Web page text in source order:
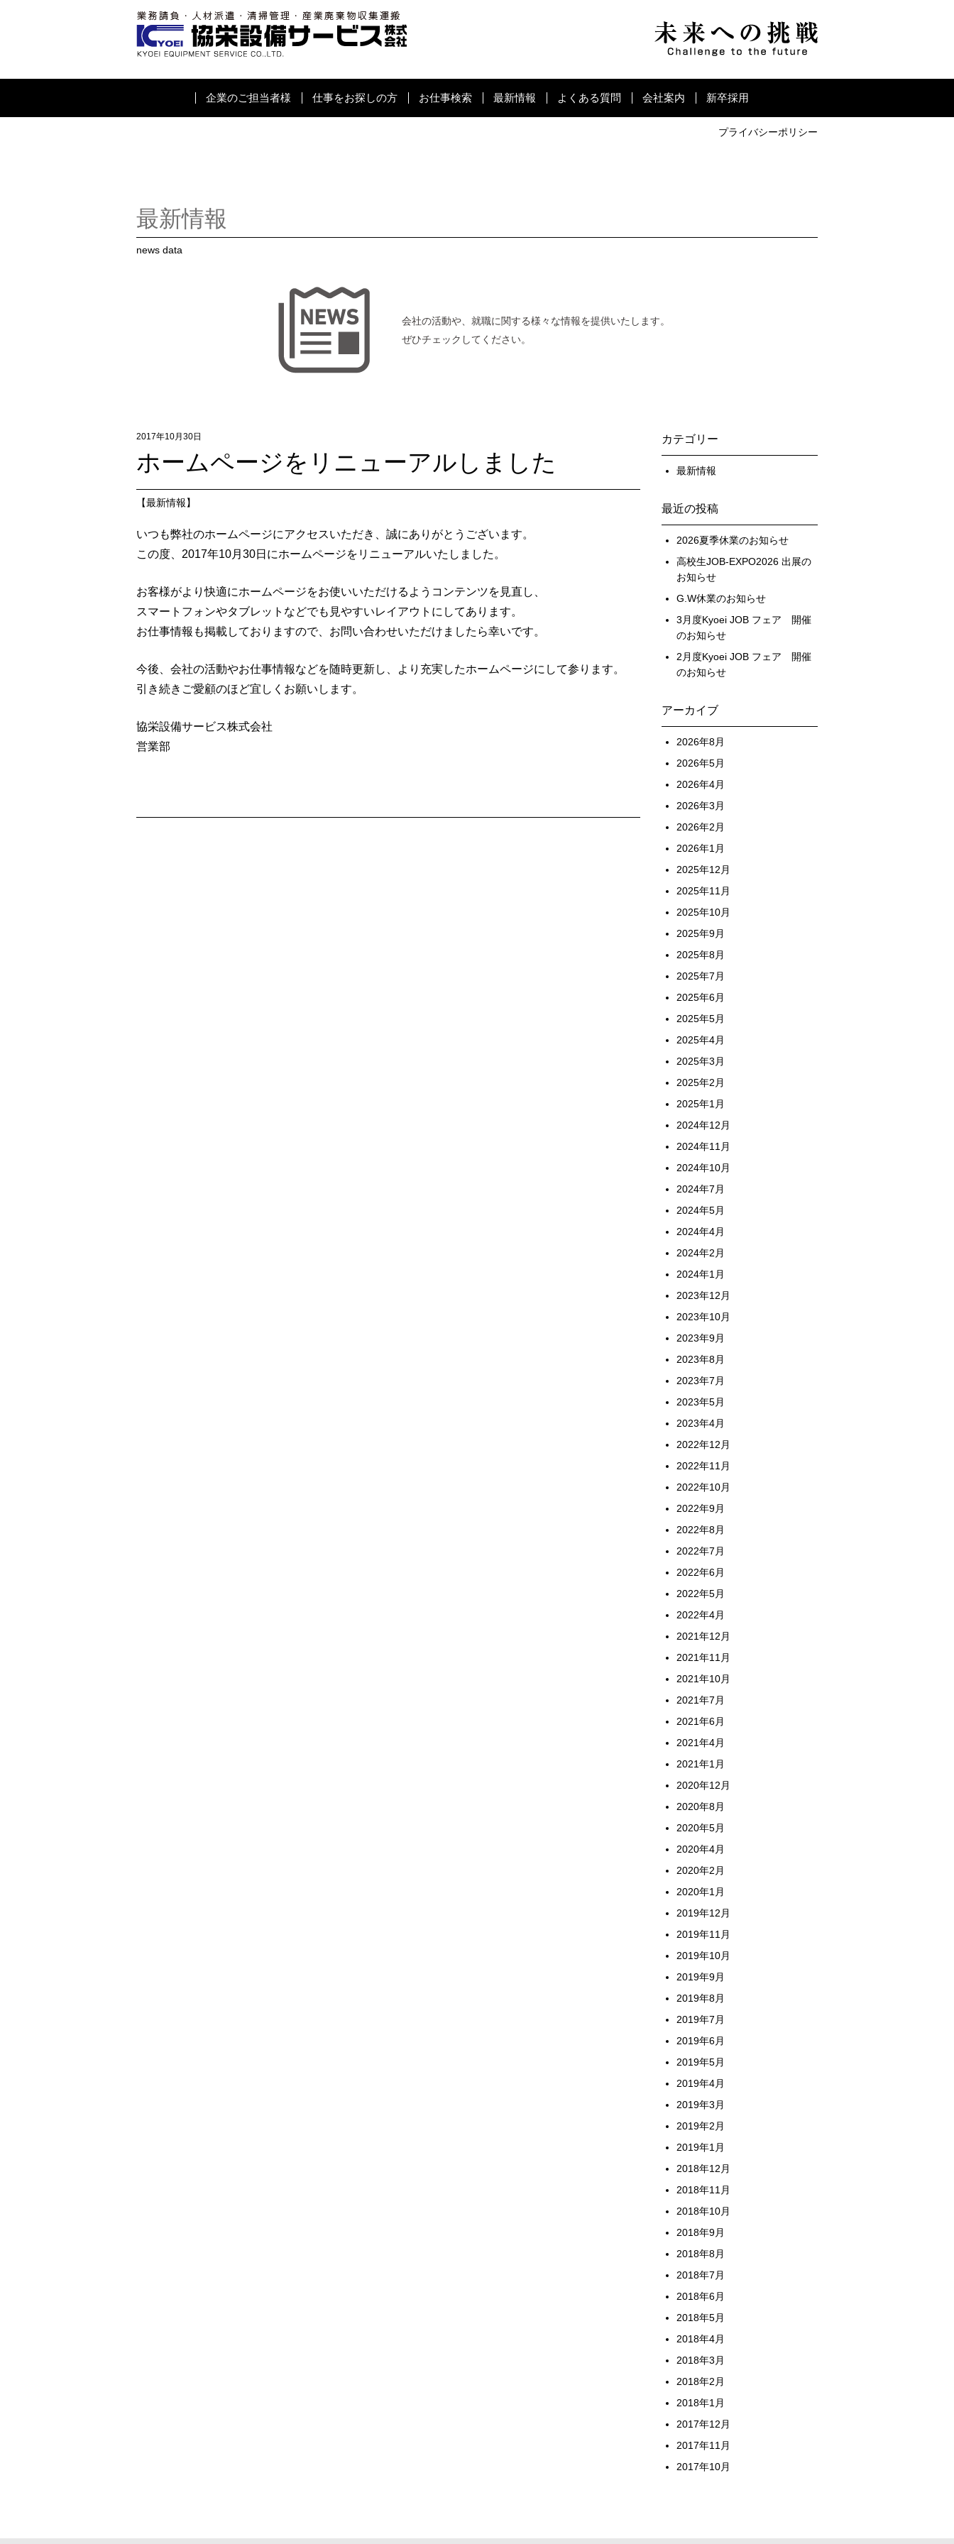
企業のご担当者様 仕事をお探しの方 お仕事検索 最新情報 よくある質問 会社案内 新卒採用
プライバシーポリシー
最新情報
news data
会社の活動や、就職に関する様々な情報を提供いたします。
ぜひチェックしてください。
2017年10月30日
ホームページをリニューアルしました
【最新情報】
いつも弊社のホームページにアクセスいただき、誠にありがとうございます。
この度、2017年10月30日にホームページをリニューアルいたしました。
お客様がより快適にホームページをお使いいただけるようコンテンツを見直し、
スマートフォンやタブレットなどでも見やすいレイアウトにしてあります。
お仕事情報も掲載しておりますので、お問い合わせいただけましたら幸いです。
今後、会社の活動やお仕事情報などを随時更新し、より充実したホームページにして参ります。
引き続きご愛顧のほど宜しくお願いします。
協栄設備サービス株式会社
営業部
カテゴリー
最新情報
最近の投稿
2026夏季休業のお知らせ
高校生JOB-EXPO2026 出展の
お知らせ
G.W休業のお知らせ
3月度Kyoei JOB フェア 開催
のお知らせ
2月度Kyoei JOB フェア 開催
のお知らせ
アーカイブ
2026年8月
2026年5月
2026年4月
2026年3月
2026年2月
2026年1月
2025年12月
2025年11月
2025年10月
2025年9月
2025年8月
2025年7月
2025年6月
2025年5月
2025年4月
2025年3月
2025年2月
2025年1月
2024年12月
2024年11月
2024年10月
2024年7月
2024年5月
2024年4月
2024年2月
2024年1月
2023年12月
2023年10月
2023年9月
2023年8月
2023年7月
2023年5月
2023年4月
2022年12月
2022年11月
2022年10月
2022年9月
2022年8月
2022年7月
2022年6月
2022年5月
2022年4月
2021年12月
2021年11月
2021年10月
2021年7月
2021年6月
2021年4月
2021年1月
2020年12月
2020年8月
2020年5月
2020年4月
2020年2月
2020年1月
2019年12月
2019年11月
2019年10月
2019年9月
2019年8月
2019年7月
2019年6月
2019年5月
2019年4月
2019年3月
2019年2月
2019年1月
2018年12月
2018年11月
2018年10月
2018年9月
2018年8月
2018年7月
2018年6月
2018年5月
2018年4月
2018年3月
2018年2月
2018年1月
2017年12月
2017年11月
2017年10月